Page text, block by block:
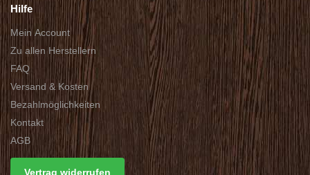
Hilfe
Mein Account
Zu allen Herstellern
FAQ
Versand & Kosten
Bezahlmöglichkeiten
Kontakt
AGB
Vertrag widerrufen